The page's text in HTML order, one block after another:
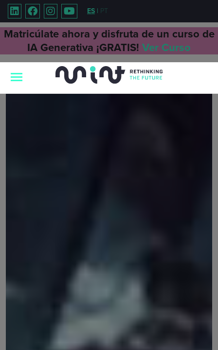
ES | PT
Matricúlate ahora y disfruta de un curso de
IA Generativa ¡GRATIS! Ver Curso